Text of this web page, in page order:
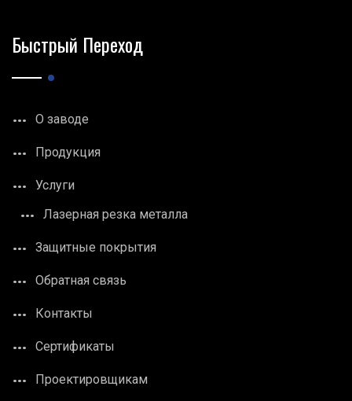
Быстрый Переход
О заводе
Продукция
Услуги
Лазерная резка металла
Защитные покрытия
Обратная связь
Контакты
Сертификаты
Проектировщикам